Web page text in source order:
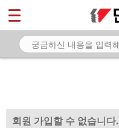
회원 가입할 수 없습니다.
마이페이지
소개
자료